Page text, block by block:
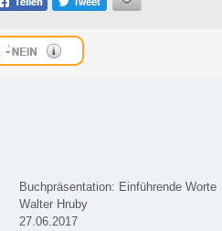
Buchpräsentation: Einführende Worte
Walter Hruby
27.06.2017